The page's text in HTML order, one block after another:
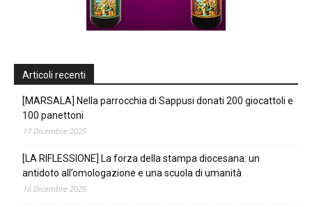
Articoli recenti
[MARSALA] Nella parrocchia di Sappusi donati 200 giocattoli e
100 panettoni
17 Dicembre 2025
[LA RIFLESSIONE] La forza della stampa diocesana: un
antidoto all’omologazione e una scuola di umanità
16 Dicembre 2025